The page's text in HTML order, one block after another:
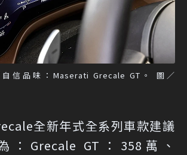
信品味：Maserati Grecale GT。 圖／
全新年式全系列車款建議
：Grecale GT：358萬、